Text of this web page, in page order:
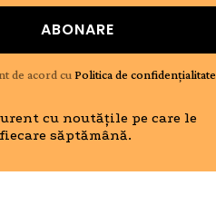
ABONARE
de acord cuPolitica de confidențialitate
cu noutățile pe care le
săptămână.